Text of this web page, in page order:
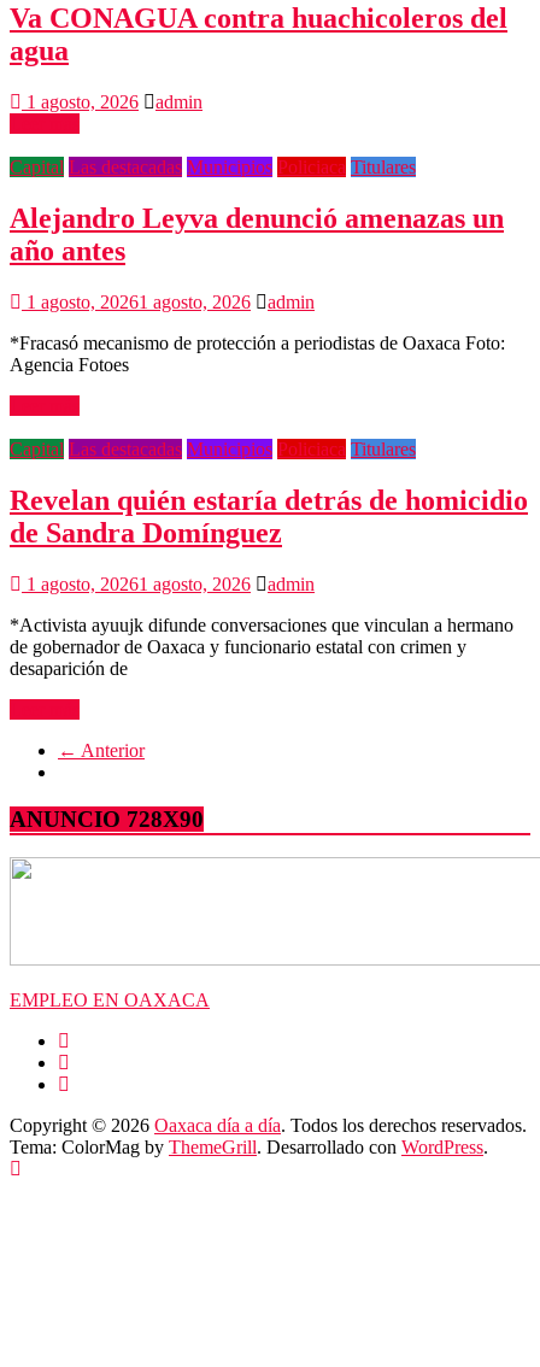
Va CONAGUA contra huachicoleros del
agua
1 agosto, 2026
admin
Capital Las destacadas Municipios Policiaca Titulares
Alejandro Leyva denunció amenazas un
año antes
1 agosto, 20261 agosto, 2026
admin
*Fracasó mecanismo de protección a periodistas de Oaxaca Foto:
Agencia Fotoes
Capital Las destacadas Municipios Policiaca Titulares
Revelan quién estaría detrás de homicidio
de Sandra Domínguez
1 agosto, 20261 agosto, 2026
admin
*Activista ayuujk difunde conversaciones que vinculan a hermano
de gobernador de Oaxaca y funcionario estatal con crimen y
desaparición de
← Anterior
ANUNCIO 728X90
EMPLEO EN OAXACA
Copyright © 2026 Oaxaca día a día. Todos los derechos reservados.
Tema: ColorMag by ThemeGrill. Desarrollado con WordPress.